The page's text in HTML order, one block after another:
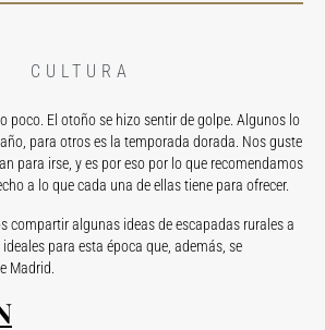
CULTURA
poco. El otoño se hizo sentir de golpe. Algunos lo
para otros es la temporada dorada. Nos guste
para irse, y es por eso por lo que recomendamos
a lo que cada una de ellas tiene para ofrecer.
compartir algunas ideas de escapadas rurales a
para esta época que, además, se
Madrid.